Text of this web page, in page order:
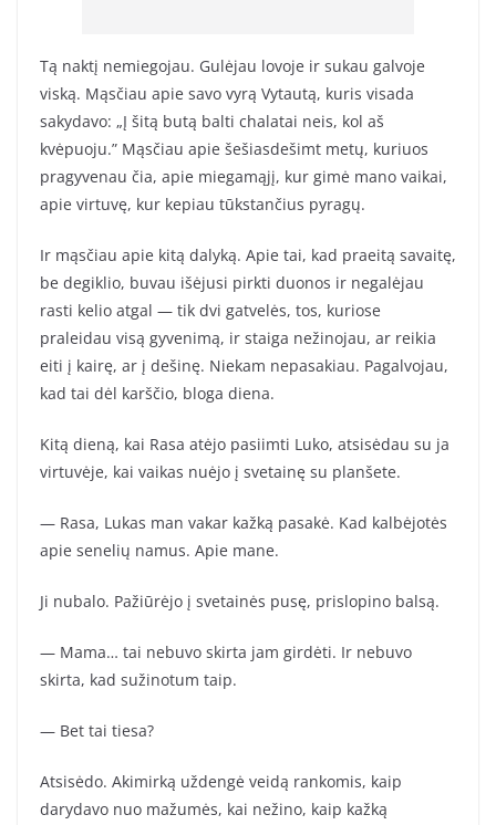
Tą naktį nemiegojau. Gulėjau lovoje ir sukau galvoje
viską. Mąsčiau apie savo vyrą Vytautą, kuris visada
sakydavo: „Į šitą butą balti chalatai neis, kol aš
kvėpuoju.” Mąsčiau apie šešiasdešimt metų, kuriuos
pragyvenau čia, apie miegamąjį, kur gimė mano vaikai,
apie virtuvę, kur kepiau tūkstančius pyragų.
Ir mąsčiau apie kitą dalyką. Apie tai, kad praeitą savaitę,
be degiklio, buvau išėjusi pirkti duonos ir negalėjau
rasti kelio atgal — tik dvi gatvelės, tos, kuriose
praleidau visą gyvenimą, ir staiga nežinojau, ar reikia
eiti į kairę, ar į dešinę. Niekam nepasakiau. Pagalvojau,
kad tai dėl karščio, bloga diena.
Kitą dieną, kai Rasa atėjo pasiimti Luko, atsisėdau su ja
virtuvėje, kai vaikas nuėjo į svetainę su planšete.
— Rasa, Lukas man vakar kažką pasakė. Kad kalbėjotės
apie senelių namus. Apie mane.
Ji nubalo. Pažiūrėjo į svetainės pusę, prislopino balsą.
— Mama… tai nebuvo skirta jam girdėti. Ir nebuvo
skirta, kad sužinotum taip.
— Bet tai tiesa?
Atsisėdo. Akimirką uždengė veidą rankomis, kaip
darydavo nuo mažumės, kai nežino, kaip kažką